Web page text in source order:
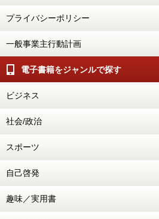
プライバシーポリシー
一般事業主行動計画
電子書籍をジャンルで探す
ビジネス
社会/政治
スポーツ
自己啓発
趣味／実用書